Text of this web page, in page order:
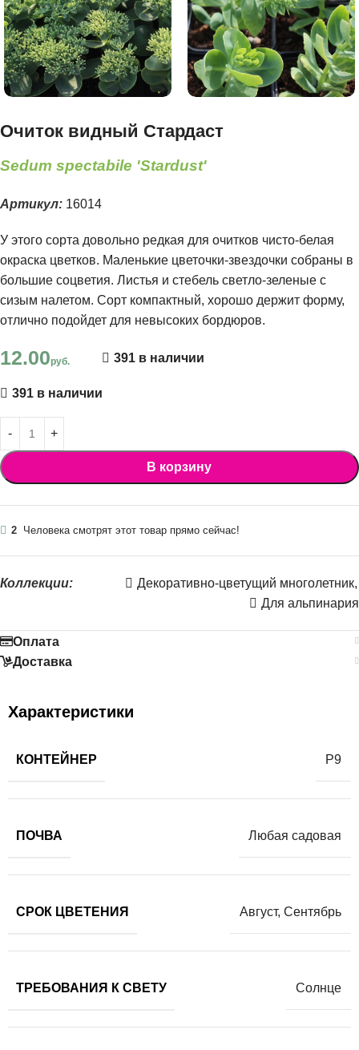
Очиток видный Стардаст
Sedum spectabile 'Stardust'
Артикул: 16014
У этого сорта довольно редкая для очитков чисто-белая
окраска цветков. Маленькие цветочки-звездочки собраны в
большие соцветия. Листья и стебель светло-зеленые с
сизым налетом. Сорт компактный, хорошо держит форму,
отлично подойдет для невысоких бордюров.
12.00руб. 391 в наличии
391 в наличии
В корзину
2 Человека смотрят этот товар прямо сейчас!
Коллекции: Декоративно-цветущий многолетник,
Для альпинария
Оплата
Доставка
Характеристики
КОНТЕЙНЕР Р9
ПОЧВА Любая садовая
СРОК ЦВЕТЕНИЯ Август, Сентябрь
ТРЕБОВАНИЯ К СВЕТУ Солнце